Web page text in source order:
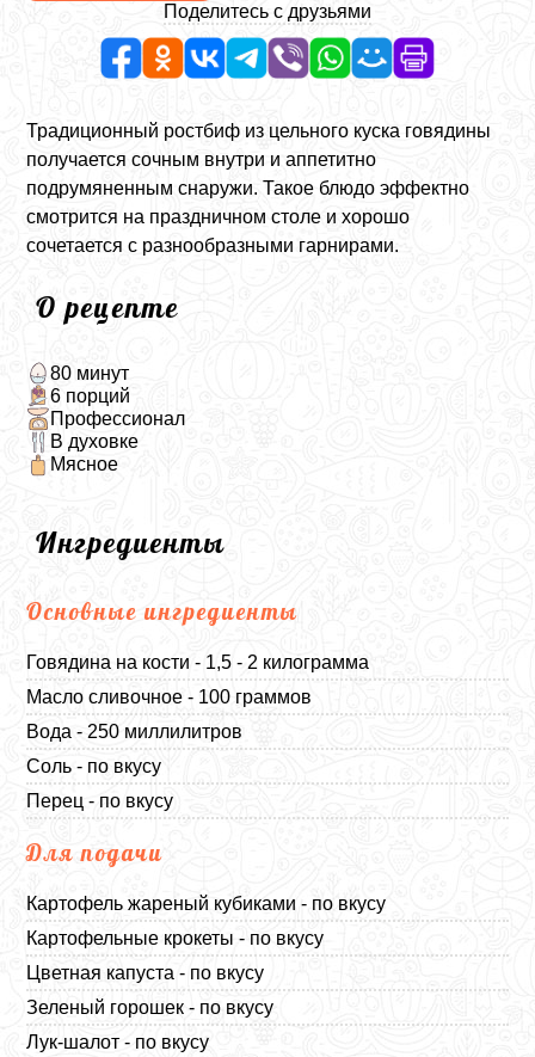
Поделитесь с друзьями
Традиционный ростбиф из цельного куска говядины
получается сочным внутри и аппетитно
подрумяненным снаружи. Такое блюдо эффектно
смотрится на праздничном столе и хорошо
сочетается с разнообразными гарнирами.
О рецепте
80 минут
6 порций
Профессионал
В духовке
Мясное
Ингредиенты
Основные ингредиенты
Говядина на кости - 1,5 - 2 килограмма
Масло сливочное - 100 граммов
Вода - 250 миллилитров
Соль - по вкусу
Перец - по вкусу
Для подачи
Картофель жареный кубиками - по вкусу
Картофельные крокеты - по вкусу
Цветная капуста - по вкусу
Зеленый горошек - по вкусу
Лук-шалот - по вкусу